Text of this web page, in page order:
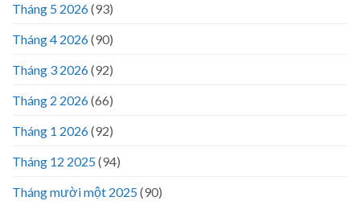
Tháng 5 2026(93)
Tháng 4 2026(90)
Tháng 3 2026(92)
Tháng 2 2026(66)
Tháng 1 2026(92)
Tháng 12 2025(94)
Tháng mười một 2025(90)